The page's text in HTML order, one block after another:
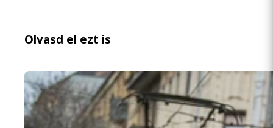
Olvasd el ezt is